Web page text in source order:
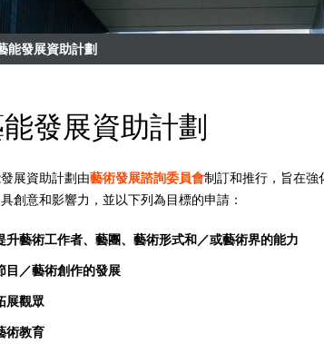
能發展資助計劃
發展資助計劃
展資助計劃由藝術發展諮詢委員會制訂和推行，旨在強
創意和影響力，並以下列為目標的申請：
升藝術工作者、藝團、藝術形式和／或藝術界的能力
目／藝術創作的發展
展觀眾
術教育